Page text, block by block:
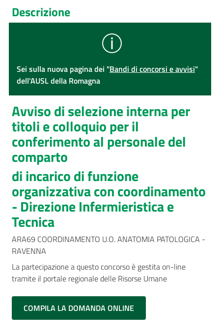
Descrizione
Sei sulla nuova pagina dei "Bandi di concorsi e avvisi"
dell'AUSL della Romagna
Avviso di selezione interna per
titoli e colloquio per il
conferimento al personale del
comparto
di incarico di funzione
organizzativa con coordinamento
- Direzione Infermieristica e
Tecnica
ARA69 COORDINAMENTO U.O. ANATOMIA PATOLOGICA -
RAVENNA
La partecipazione a questo concorso è gestita on-line
tramite il portale regionale delle Risorse Umane
COMPILA LA DOMANDA ONLINE